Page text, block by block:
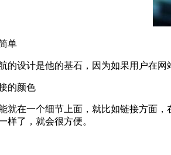
单
的设计是他的基石，因为如果用户在
的颜色
就在一个细节上面，就比如链接方面
样了，就会很方便。